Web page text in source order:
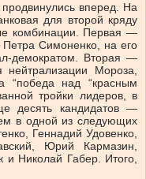
продвинулись вперед. На
для второй кряду
комбинации. Первая —
Петра Симоненко, на его
демократом. Вторая —
нейтрализации Мороза,
“победа над “красным
тройки лидеров, в
десять кандидатов —
в одной из следующих
Геннадий Удовенко,
Юрий Кармазин,
и Николай Габер. Итого,